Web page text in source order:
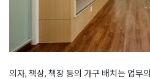
의자, 책상, 책장 등의 가구 배치는 업무